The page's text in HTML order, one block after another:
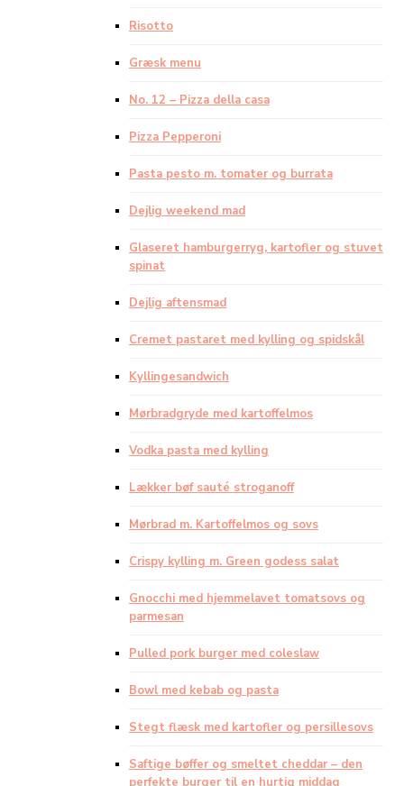
Risotto
Græsk menu
No. 12 – Pizza della casa
Pizza Pepperoni
Pasta pesto m. tomater og burrata
Dejlig weekend mad
Glaseret hamburgerryg, kartofler og stuvet
spinat
Dejlig aftensmad
Cremet pastaret med kylling og spidskål
Kyllingesandwich
Mørbradgryde med kartoffelmos
Vodka pasta med kylling
Lækker bøf sauté stroganoff
Mørbrad m. Kartoffelmos og sovs
Crispy kylling m. Green godess salat
Gnocchi med hjemmelavet tomatsovs og
parmesan
Pulled pork burger med coleslaw
Bowl med kebab og pasta
Stegt flæsk med kartofler og persillesovs
Saftige bøffer og smeltet cheddar – den
perfekte burger til en hurtig middag